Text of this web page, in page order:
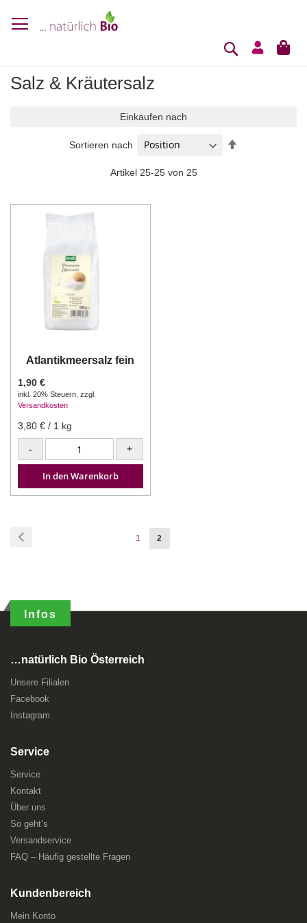
Suche
Salz & Kräutersalz
Artikel 25-25von 25
Sortieren nach
Atlantikmeersalz fein
1,90 €
inkl. 20% Steuern zzgl.
Versandkosten
3,80 € / 1 kg
- +
In den Warenkorb
Seite
Seite
1 Sie
2
Einkaufen nach
Infos
…natürlich Bio Österreich
Unsere Filialen
Facebook
Instagram
Service
Service
Kontakt
Über uns
So geht’s
Versandservice
FAQ – Häufig gestellte Fragen
Kundenbereich
Mein Konto